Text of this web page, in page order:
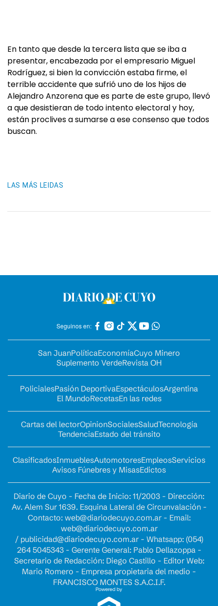
En tanto que desde la tercera lista que se iba a
presentar, encabezada por el empresario Miguel
Rodríguez, si bien la convicción estaba firme, el
terrible accidente que sufrió uno de los hijos de
Alejandro Anzorena que es parte de este grupo, llevó
a que desistieran de todo intento electoral y hoy,
están proclives a sumarse a ese consenso que todos
buscan.
LAS MÁS LEIDAS
Seguinos en:
San JuanPolíticaEconomíaCuyo Minero
Suplemento VerdeRevista OH
PolicialesPasión DeportivaEspectáculosArgentina
El MundoRecetasEn las redes
Cartas del lectorOpinionSocialesSaludTecnología
TendenciaEstado del tránsito
ClasificadosInmueblesAutomotoresEmpleosServicios
Avisos Fúnebres y MisasEdictos
Diario de Cuyo - Fecha de Inicio: 11/2003 - Dirección:
Av. Alem Sur 1639. Esquina Lateral de Circunvalación -
Contacto: web@diariodecuyo.com.ar- Email:
web@diariodecuyo.com.ar
/ publicidad@diariodecuyo.com.ar- Whatsapp: (054)
264 5045343 - Gerente General: Pablo Dellazoppa -
Secretario de Redacción: Diego Castillo - Editor Web:
Mario Romero - Empresa propietaria del medio -
FRANCISCO MONTES S.A.C.I.F.